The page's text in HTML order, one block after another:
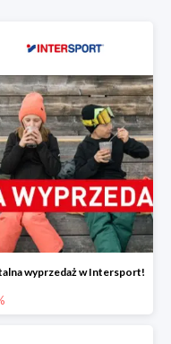
wyprzedaż w Intersport!